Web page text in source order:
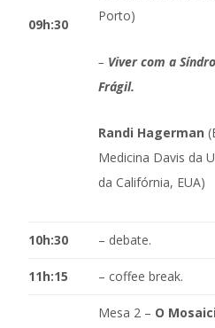
09h:30
Porto)
– Viver com a
Frágil.
Randi Hagerman
Medicina Davis da
da Califórnia, EUA)
10h:30 – debate.
11h:15 – coffee break.
Mesa 2 – O